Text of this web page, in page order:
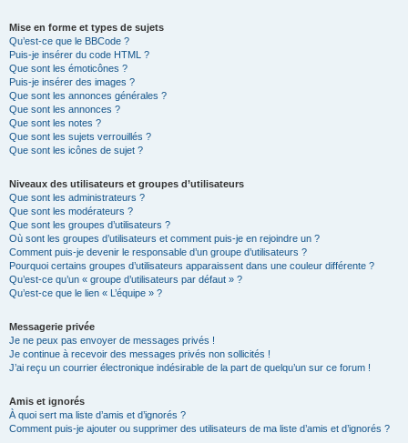
Mise en forme et types de sujets
Qu’est-ce que le BBCode ?
Puis-je insérer du code HTML ?
Que sont les émoticônes ?
Puis-je insérer des images ?
Que sont les annonces générales ?
Que sont les annonces ?
Que sont les notes ?
Que sont les sujets verrouillés ?
Que sont les icônes de sujet ?
Niveaux des utilisateurs et groupes d’utilisateurs
Que sont les administrateurs ?
Que sont les modérateurs ?
Que sont les groupes d’utilisateurs ?
Où sont les groupes d’utilisateurs et comment puis-je en rejoindre un ?
Comment puis-je devenir le responsable d’un groupe d’utilisateurs ?
Pourquoi certains groupes d’utilisateurs apparaissent dans une couleur différente ?
Qu’est-ce qu’un « groupe d’utilisateurs par défaut » ?
Qu’est-ce que le lien « L’équipe » ?
Messagerie privée
Je ne peux pas envoyer de messages privés !
Je continue à recevoir des messages privés non sollicités !
J’ai reçu un courrier électronique indésirable de la part de quelqu’un sur ce forum !
Amis et ignorés
À quoi sert ma liste d’amis et d’ignorés ?
Comment puis-je ajouter ou supprimer des utilisateurs de ma liste d’amis et d’ignorés ?